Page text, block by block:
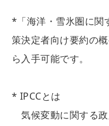
*「海洋・雪氷圏に関
策決定者向け要約の
ら入手可能です。
* IPCCとは
気候変動に関する